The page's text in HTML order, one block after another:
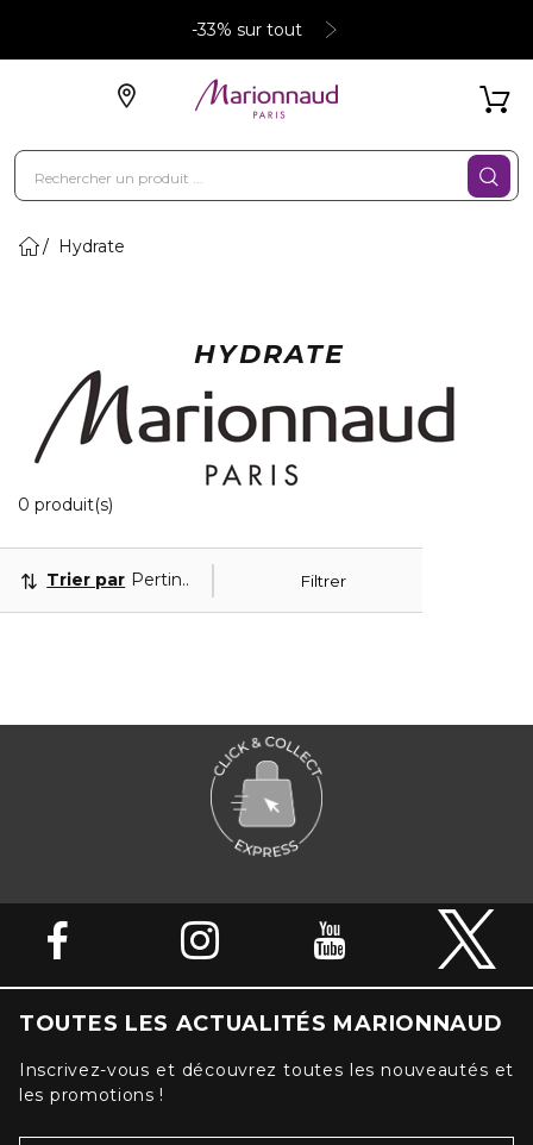
-33% sur tout
Hydrate
HYDRATE
0 produit(s)
Filtrer
Trier par Pertinence
TOUTES LES ACTUALITÉS MARIONNAUD
Inscrivez-vous et découvrez toutes les nouveautés et
les promotions !